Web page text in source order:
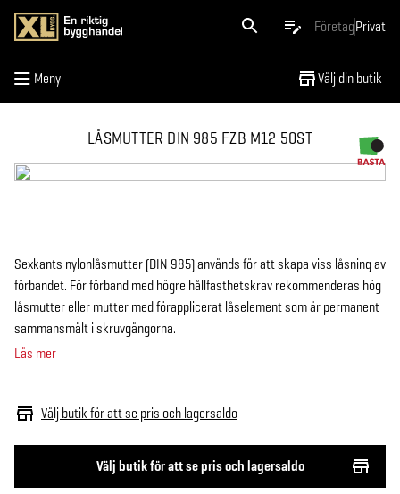
FöretagPrivat
Meny Välj din butik
Meny
LÅSMUTTER DIN 985 FZB M12 50ST
Välj butik för att se pris och lagersaldo
Välj butik för att se pris och lagersaldo
Sexkants nylonlåsmutter (DIN 985) används för att skapa viss låsning av
förbandet. För förband med högre hållfasthetskrav rekommenderas hög
låsmutter eller mutter med förapplicerat låselement som är permanent
sammansmält i skruvgängorna.
Läs mer